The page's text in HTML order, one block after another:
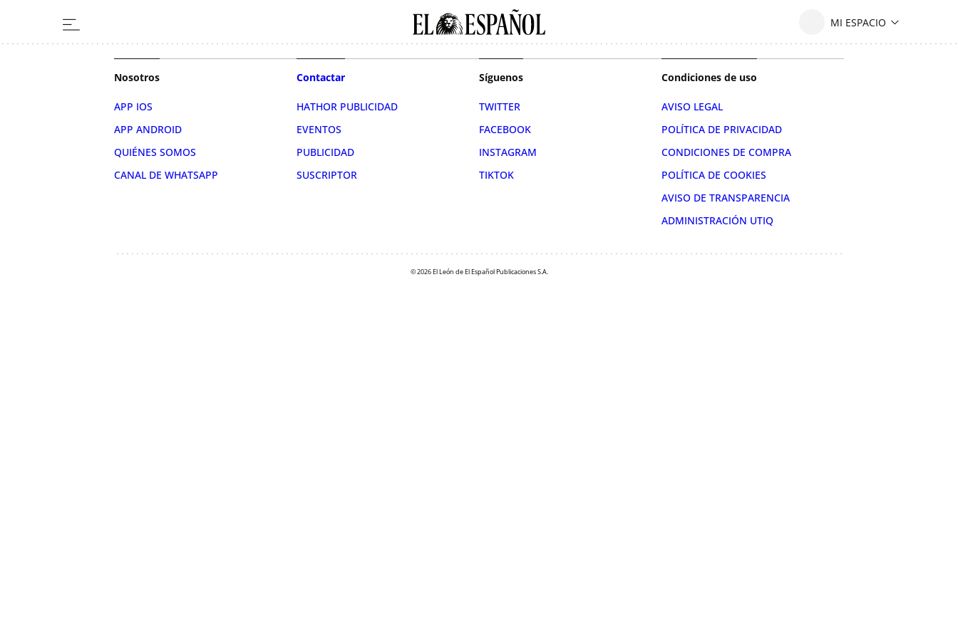
Nosotros
APP IOS
APP ANDROID
QUIÉNES SOMOS
CANAL DE WHATSAPP
Contactar
HATHOR PUBLICIDAD
EVENTOS
PUBLICIDAD
SUSCRIPTOR
Síguenos
TWITTER
FACEBOOK
INSTAGRAM
TIKTOK
Condiciones de uso
AVISO LEGAL
POLÍTICA DE PRIVACIDAD
CONDICIONES DE COMPRA
POLÍTICA DE COOKIES
AVISO DE TRANSPARENCIA
ADMINISTRACIÓN UTIQ
© 2026 El León de El Español Publicaciones S.A.